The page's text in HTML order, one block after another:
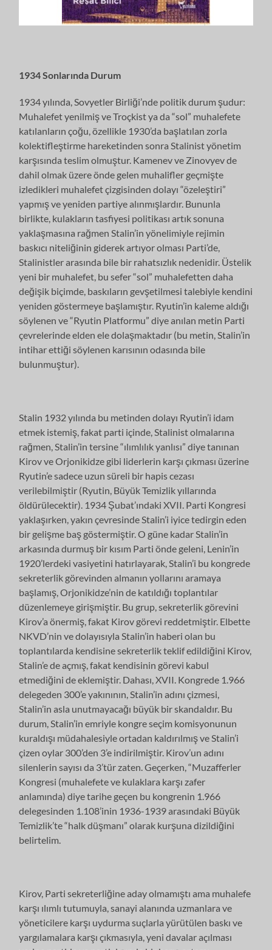
1934 Sonlarında Durum
1934 yılında, Sovyetler Birliği’nde politik durum şudur:
Muhalefet yenilmiş ve Troçkist ya da “sol” muhalefete
katılanların çoğu, özellikle 1930’da başlatılan zorla
kolektifleştirme hareketinden sonra Stalinist yönetim
karşısında teslim olmuştur. Kamenev ve Zinovyev de
dahil olmak üzere önde gelen muhalifler geçmişte
izledikleri muhalefet çizgisinden dolayı “özeleştiri”
yapmış ve yeniden partiye alınmışlardır. Bununla
birlikte, kulakların tasfiyesi politikası artık sonuna
yaklaşmasına rağmen Stalin’in yönelimiyle rejimin
baskıcı niteliğinin giderek artıyor olması Parti’de,
Stalinistler arasında bile bir rahatsızlık nedenidir. Üstelik
yeni bir muhalefet, bu sefer “sol” muhalefetten daha
değişik biçimde, baskıların gevşetilmesi talebiyle kendini
yeniden göstermeye başlamıştır. Ryutin’in kaleme aldığı
söylenen ve “Ryutin Platformu” diye anılan metin Parti
çevrelerinde elden ele dolaşmaktadır (bu metin, Stalin’in
intihar ettiği söylenen karısının odasında bile
bulunmuştur).
Stalin 1932 yılında bu metinden dolayı Ryutin’i idam
etmek istemiş, fakat parti içinde, Stalinist olmalarına
rağmen, Stalin’in tersine “ılımlılık yanlısı” diye tanınan
Kirov ve Orjonikidze gibi liderlerin karşı çıkması üzerine
Ryutin’e sadece uzun süreli bir hapis cezası
verilebilmiştir (Ryutin, Büyük Temizlik yıllarında
öldürülecektir). 1934 Şubat’ındaki XVII. Parti Kongresi
yaklaşırken, yakın çevresinde Stalin’i iyice tedirgin eden
bir gelişme baş göstermiştir. O güne kadar Stalin’in
arkasında durmuş bir kısım Parti önde geleni, Lenin’in
1920’lerdeki vasiyetini hatırlayarak, Stalin’i bu kongrede
sekreterlik görevinden almanın yollarını aramaya
başlamış, Orjonikidze’nin de katıldığı toplantılar
düzenlemeye girişmiştir. Bu grup, sekreterlik görevini
Kirov’a önermiş, fakat Kirov görevi reddetmiştir. Elbette
NKVD’nin ve dolayısıyla Stalin’in haberi olan bu
toplantılarda kendisine sekreterlik teklif edildiğini Kirov,
Stalin’e de açmış, fakat kendisinin görevi kabul
etmediğini de eklemiştir. Dahası, XVII. Kongrede 1.966
delegeden 300’e yakınının, Stalin’in adını çizmesi,
Stalin’in asla unutmayacağı büyük bir skandaldır. Bu
durum, Stalin’in emriyle kongre seçim komisyonunun
kuraldışı müdahalesiyle ortadan kaldırılmış ve Stalin’i
çizen oylar 300’den 3’e indirilmiştir. Kirov’un adını
silenlerin sayısı da 3’tür zaten. Geçerken, “Muzafferler
Kongresi (muhalefete ve kulaklara karşı zafer
anlamında) diye tarihe geçen bu kongrenin 1.966
delegesinden 1.108’inin 1936-1939 arasındaki Büyük
Temizlik’te “halk düşmanı” olarak kurşuna dizildiğini
belirtelim.
Kirov, Parti sekreterliğine aday olmamıştı ama muhalefe
karşı ılımlı tutumuyla, sanayi alanında uzmanlara ve
yöneticilere karşı uydurma suçlarla yürütülen baskı ve
yargılamalara karşı çıkmasıyla, yeni davalar açılması